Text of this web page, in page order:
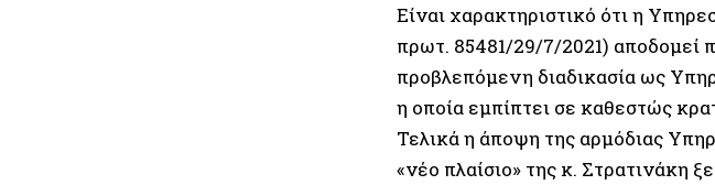
Είναι χαρακτηριστικό ότι η
πρωτ. 85481/29/7/2021) αποδομεί
προβλεπόμενη διαδικασία ως
η οποία εμπίπτει σε καθεστώς
Τελικά η άποψη της αρμόδιας
«νέο πλαίσιο» της κ. Στρατινάκη